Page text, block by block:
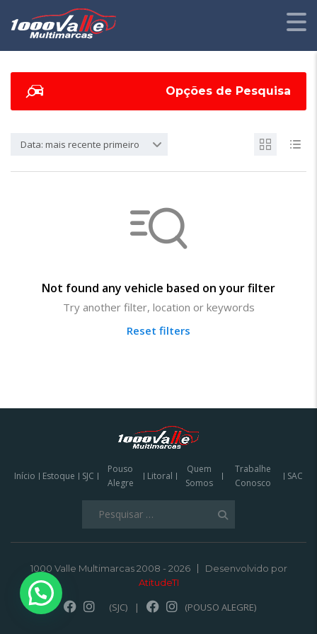
Opções de Pesquisa
Data: mais recente primeiro
Not found any vehicle based on your filter
Try another filter, location or keywords
Reset filters
Início Estoque SJC
Pouso
Alegre
Litoral
Quem
Somos
Trabalhe
Conosco
SAC
1000 Valle Multimarcas 2008 - 2026
Desenvolvido por
AtitudeTI
(SJC) | (POUSO ALEGRE)